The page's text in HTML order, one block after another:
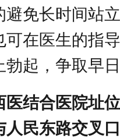
避免长时间站
可在医生的指
起，争取早日
医结合医院址
人民东路交叉